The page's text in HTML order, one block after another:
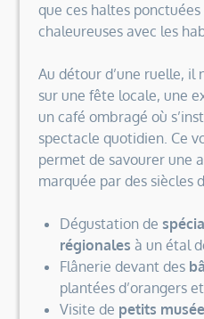
que ces haltes
chaleureuses avec les
Au détour d’une ruelle, il
sur une fête locale, une
un café ombragé où
spectacle quotidien. Ce
permet de savourer une
marquée par des siècles
Dégustation de
régionales à un étal
Flânerie devant des
plantées d’orangers
Visite de petits